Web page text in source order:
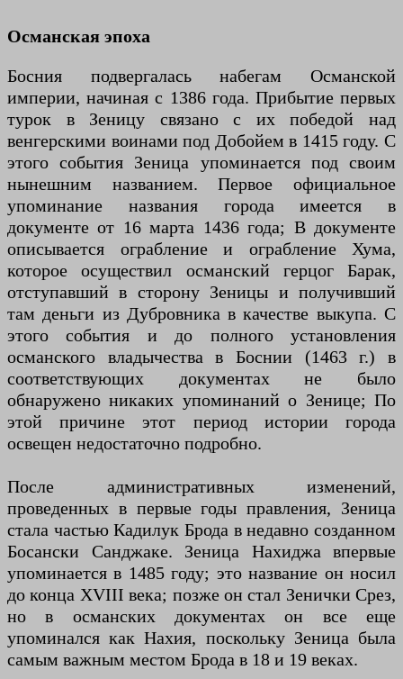
Османская эпоха
Босния подвергалась набегам Османской
империи, начиная с 1386 года. Прибытие первых
турок в Зеницу связано с их победой над
венгерскими воинами под Добойем в 1415 году. С
этого события Зеница упоминается под своим
нынешним названием. Первое официальное
упоминание названия города имеется в
документе от 16 марта 1436 года; В документе
описывается ограбление и ограбление Хума,
которое осуществил османский герцог Барак,
отступавший в сторону Зеницы и получивший
там деньги из Дубровника в качестве выкупа. С
этого события и до полного установления
османского владычества в Боснии (1463 г.) в
соответствующих документах не было
обнаружено никаких упоминаний о Зенице; По
этой причине этот период истории города
освещен недостаточно подробно.
После административных изменений,
проведенных в первые годы правления, Зеница
стала частью Кадилук Брода в недавно созданном
Босански Санджаке. Зеница Нахиджа впервые
упоминается в 1485 году; это название он носил
до конца XVIII века; позже он стал Зенички Срез,
но в османских документах он все еще
упоминался как Нахия, поскольку Зеница была
самым важным местом Брода в 18 и 19 веках.